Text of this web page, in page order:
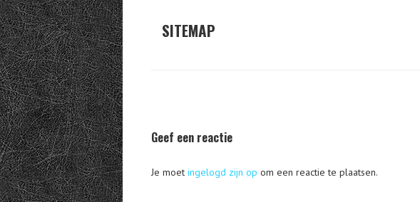
SITEMAP
Geef een reactie
Je moet ingelogd zijn op om een reactie te plaatsen.